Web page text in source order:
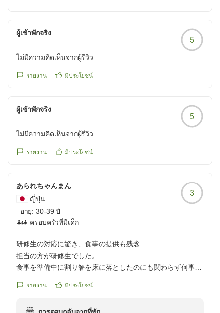
は可能な限り配慮させていただきますので、次回お越し
もにとって何よりの励みでございます。
様にご満足いただける宿を目指し、スタッフ一同心を込
wanderlust様に再びお目にかかれます日を、心よりお待
ち申し上げております。
布団はふかふかでしたが、少し湿気っていたのが残念でし
た。
みなさん愛想よく、接客もとてもよく対応してくださり、快
クチコミの詳細はこちらから
reviewId=33123478214735
うございます。
特にビーフシチューが印象に残ったとのこと、大変嬉し
く拝読いたしました。
こちらは但馬牛を使用した、当館でも人気の一品でござ
いますので、お気に召していただけましたこと何よりで
また、お布団につきましては、ご不快な思いをお掛け
今の季節は湿度が高く、より快適にお休みいただけるよ
う様々な工夫を重ねておりますが、ご期待に添えず心苦
一方、担当スタッフの対応につきましては、言葉が十分
に伝わらない場面があり、ご不便とご心配をお掛けしま
したことを心よりお詫び申し上げます。
寄り添った接客ができるよう日々学びを重ねておりま
す。そのような中でも、「いい方だった」とのお言葉を
添えていただきましたことは、本人にとって大きな励み
ผู้เข้าพักจริง
5
ไม่มีความคิดเห็นจากผู้รีวิว
รายงาน มีประโยชน์
ผู้เข้าพักจริง
5
ไม่มีความคิดเห็นจากผู้รีวิว
รายงาน มีประโยชน์
あられちゃんまん
ญี่ปุ่น
อายุ: 30-39 ปี
ครอบครัวที่มีเด็ก
3
研修生の対応に驚き、食事の提供も残念
担当の方が研修生でした。
食事を準備中に割り箸を床に落としたのにも関わらず何事も
ことを聞くと「あ、いりますか?」と言われました。いるか
รายงาน มีประโยชน์